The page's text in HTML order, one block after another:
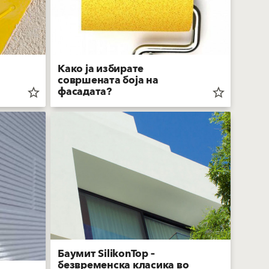
star_border
Како ја избирате
совршената боја на
фасадата? star_border
Баумит SilikonTop –
безвременска класика во